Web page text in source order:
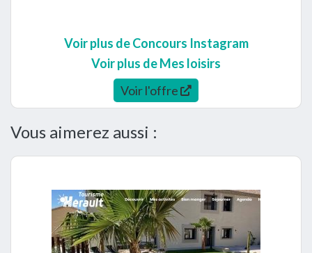
Voir plus de Concours Instagram
Voir plus de Mes loisirs
Voir l'offre
Vous aimerez aussi :